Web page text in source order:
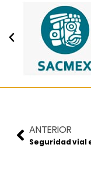
ANTERIOR